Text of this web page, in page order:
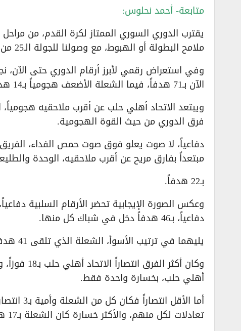
متابعة- أحمد نحلوس:
يقترب الدوري السوري الممتاز لكرة القدم، من
ملامح البطولة أو الهبوط، مع وصولنا للجولة الـ25 من المسابقة.
وفي استعراض رقمي لأبرز أرقام الدوري حتى
الآن بـ71 هدفاً، فيما الشعلة الأضعف هجومياً بـ14 هدفاً فقط.
فرق الدوري من حيث القوة الهجومية.
مبتعداً بفارق مريح عن أقرب ملاحقيه، الوحدة
بـ22 هدفاً.
وعكس الصورة الإيجابية تحضر الأرقام السلبية
دفاعياً، بـ46 هدفاً دخل في شباك كل منها.
يليهما في ترتيب الأسوأ، الشعلة الذي تلقى 41 هدفاً، الشرطة 39 هدفاً، الفتوة وأمية 38 هدفاً.
أهلي حلب، بخسارة واحدة فقط.
تعادلات لكل منهم، والأكثر خسارة كان الشعلة بـ17 هزيمة.